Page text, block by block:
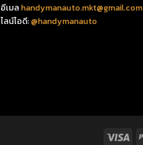
อีเมล handymanauto.mkt@gmail.com
ไลน์ไอดี:@handymanauto